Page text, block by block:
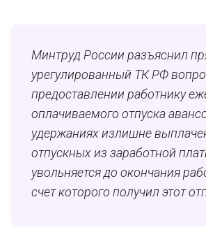
Минтруд России разъяснил
урегулированный ТК РФ
предоставлении работнику
оплачиваемого отпуска
удержаниях излишне
отпускных из заработной
увольняется до окончания
счет которого получил этот